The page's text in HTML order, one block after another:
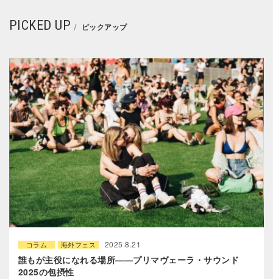
PICKED UP ピックアップ
コラム 海外フェス 2025.8.21
誰もが主役になれる場所——プリマヴェーラ・サウンド
2025の包摂性